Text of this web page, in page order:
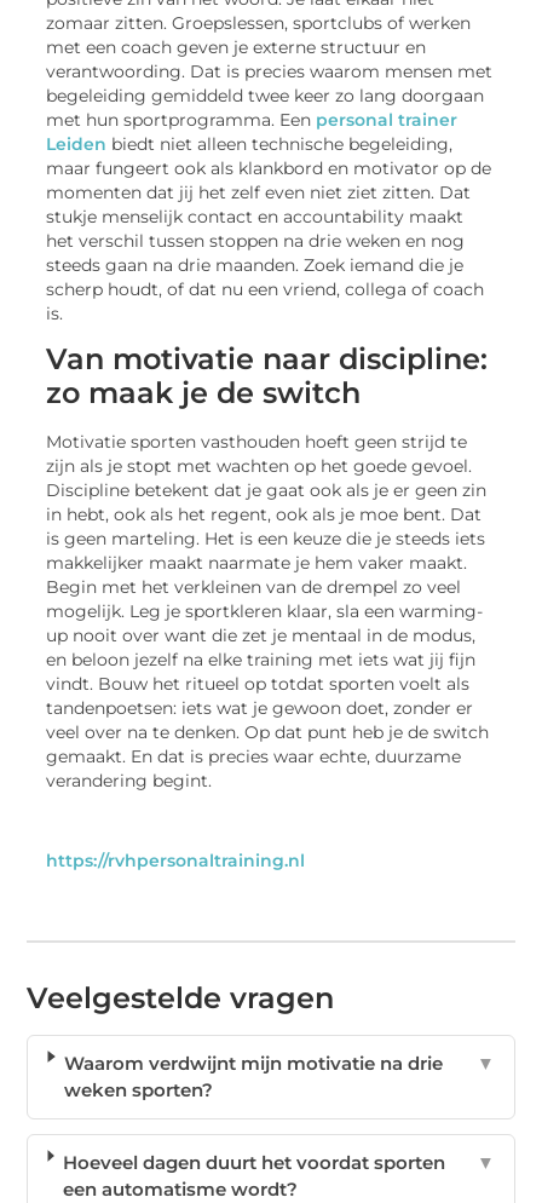
zomaar zitten. Groepslessen, sportclubs of werken
met een coach geven je externe structuur en
verantwoording. Dat is precies waarom mensen met
begeleiding gemiddeld twee keer zo lang doorgaan
met hun sportprogramma. Een personal trainer
Leiden biedt niet alleen technische begeleiding,
maar fungeert ook als klankbord en motivator op de
momenten dat jij het zelf even niet ziet zitten. Dat
stukje menselijk contact en accountability maakt
het verschil tussen stoppen na drie weken en nog
steeds gaan na drie maanden. Zoek iemand die je
scherp houdt, of dat nu een vriend, collega of coach
is.
Van motivatie naar discipline:
zo maak je de switch
Motivatie sporten vasthouden hoeft geen strijd te
zijn als je stopt met wachten op het goede gevoel.
Discipline betekent dat je gaat ook als je er geen zin
in hebt, ook als het regent, ook als je moe bent. Dat
is geen marteling. Het is een keuze die je steeds iets
makkelijker maakt naarmate je hem vaker maakt.
Begin met het verkleinen van de drempel zo veel
mogelijk. Leg je sportkleren klaar, sla een warming-
up nooit over want die zet je mentaal in de modus,
en beloon jezelf na elke training met iets wat jij fijn
vindt. Bouw het ritueel op totdat sporten voelt als
tandenpoetsen: iets wat je gewoon doet, zonder er
veel over na te denken. Op dat punt heb je de switch
gemaakt. En dat is precies waar echte, duurzame
verandering begint.
https://rvhpersonaltraining.nl
Veelgestelde vragen
Waarom verdwijnt mijn motivatie na drie
weken sporten?
▼
Hoeveel dagen duurt het voordat sporten
een automatisme wordt?
▼